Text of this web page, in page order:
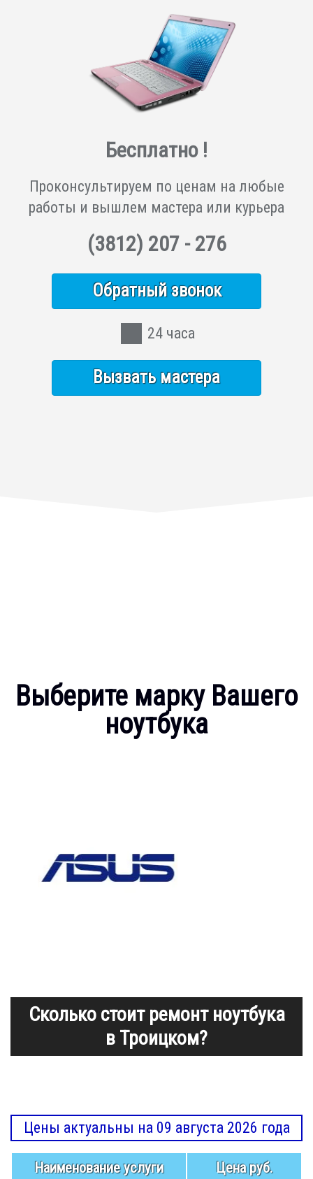
Бесплатно !
Проконсультируем по ценам на любые
работы и вышлем мастера или курьера
(3812) 207 - 276
Обратный звонок
24 часа
Вызвать мастера
Выберите марку Вашего
ноутбука
Сколько стоит ремонт ноутбука
в Троицком?
Цены актуальны на 09 августа 2026 года
Наименование услуги Цена руб.